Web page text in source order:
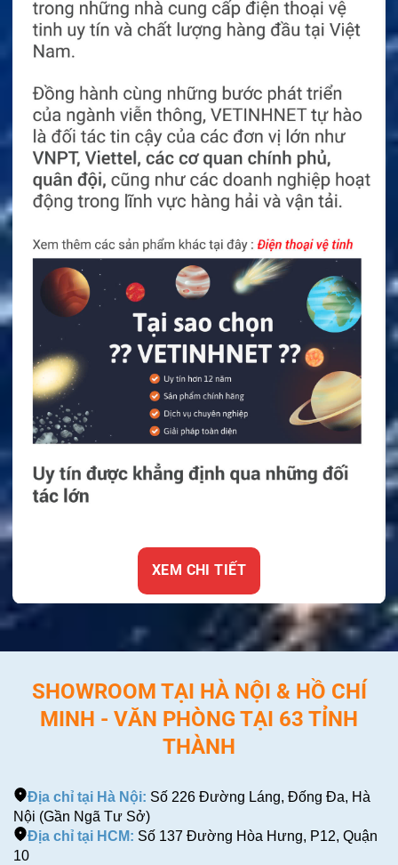
XEM CHI TIẾT
SHOWROOM TẠI HÀ NỘI & HỒ CHÍ
MINH - VĂN PHÒNG TẠI 63 TỈNH
THÀNH
Địa chỉ tại Hà Nội: Số 226 Đường Láng, Đống Đa, Hà
Nội (Gần Ngã Tư Sở)
Địa chỉ tại HCM: Số 137 Đường Hòa Hưng, P12, Quận
10